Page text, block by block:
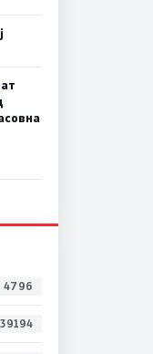
4796
39194